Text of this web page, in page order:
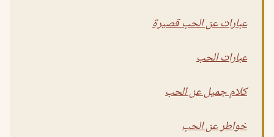
عبارات عن الحب قصيرة
عبارات الحب
كلام جميل عن الحب
خواطر عن الحب